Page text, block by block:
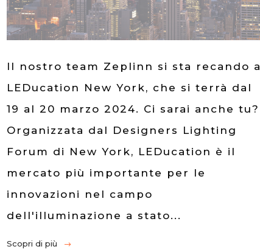
Il nostro team Zeplinn si sta recando a
LEDucation New York, che si terrà dal
19 al 20 marzo 2024. Ci sarai anche tu?
Organizzata dal Designers Lighting
Forum di New York, LEDucation è il
mercato più importante per le
innovazioni nel campo
dell'illuminazione a stato...
Scopri di più